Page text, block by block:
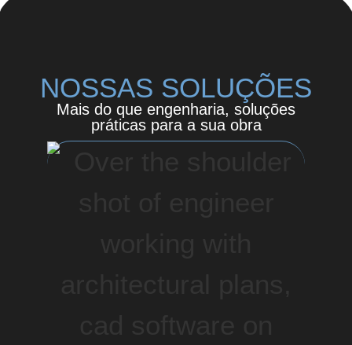
NOSSAS SOLUÇÕES
Mais do que engenharia, soluções
práticas para a sua obra